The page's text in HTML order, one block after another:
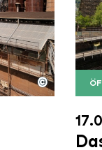
Hütte
Hütte |
©
Der